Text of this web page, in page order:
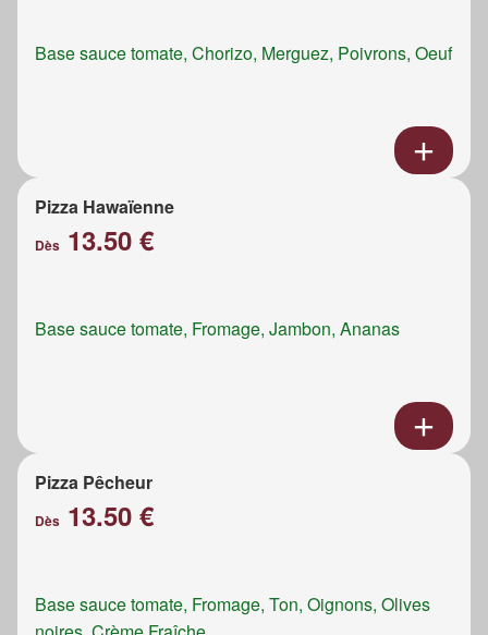
Base sauce tomate, Chorizo, Merguez, Poivrons, Oeuf
Pizza Hawaïenne
Dès 13.50 €
Base sauce tomate, Fromage, Jambon, Ananas
Pizza Pêcheur
Dès 13.50 €
Base sauce tomate, Fromage, Ton, Oignons, Olives